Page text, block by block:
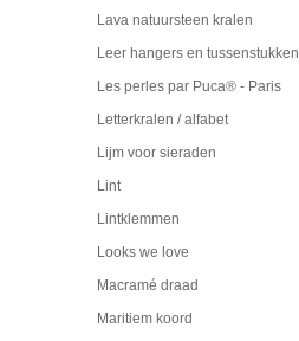
Lava natuursteen kralen
Leer hangers en tussenstukken
Les perles par Puca® - Paris
Letterkralen / alfabet
Lijm voor sieraden
Lint
Lintklemmen
Looks we love
Macramé draad
Maritiem koord